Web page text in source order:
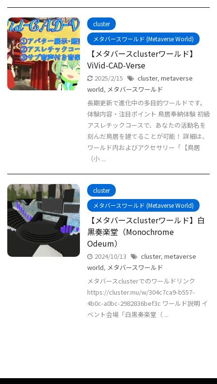
cluster
メタバースワールド (Metaverse World)
【メタバースclusterワールド】
ViVid-CAD-Verse
2025/2/15 cluster, metaverse
world, メタバースワールド
長期更新で進化中の多目的ワールドです。
体験内容・注目ポイント 鳥居奉納体験 初級
アスレチックコースで、あなたの活動名を
刻んだ鳥居を建てることが可能！ 詳細は、
ワールド内およびアクセサリー「【鳥居
（小 ...
cluster
メタバースワールド (Metaverse World)
【メタバースclusterワールド】白
黒奏楽堂（Monochrome
Odeum）
2024/10/13 cluster, metaverse
world, メタバースワールド
メタバースclusterでのワールドリンク
https://cluster.mu/w/304c7ca9-b557-
4b0c-a0bc-2982836bef3c ワールド説明 イ
ベント会場「白黒奏楽堂（ ...